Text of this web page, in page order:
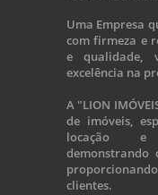
Uma Empresa
com firmeza e
e qualidade,
excelência na
A "LION
de imóveis,
locação e
demonstrando
clientes.